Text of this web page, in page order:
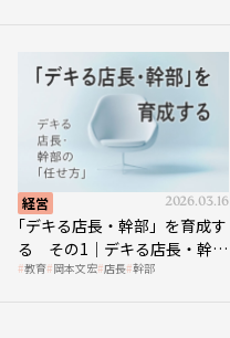
経営 2026.03.16
｢デキる店長・幹部」を育成す
る その1｜デキる店長・幹部
の「任せ方」
教育 岡本文宏 店長 幹部